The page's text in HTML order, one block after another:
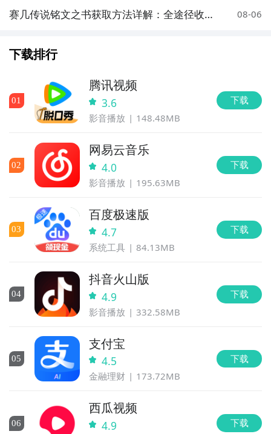
赛几传说铭文之书获取方法详解：全途径收集
08-06
下载排行
01
腾讯视频
3.6
影音播放 148.48MB
下载
02
网易云音乐
4.0
影音播放 195.63MB
下载
03
百度极速版
4.7
系统工具 84.13MB
下载
04
抖音火山版
4.9
影音播放 332.58MB
下载
05
支付宝
4.5
金融理财 173.72MB
下载
06
西瓜视频
4.9 下载